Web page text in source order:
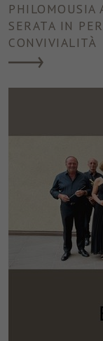
PHILOMOUSIA
SERATA IN
CONVIVIALITÀ